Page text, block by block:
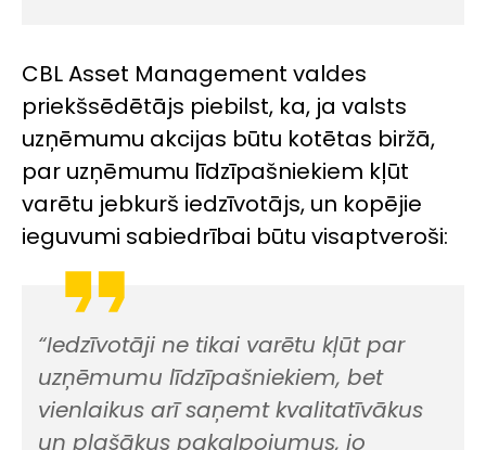
CBL Asset Management valdes
priekšsēdētājs piebilst, ka, ja valsts
uzņēmumu akcijas būtu kotētas biržā,
par uzņēmumu līdzīpašniekiem kļūt
varētu jebkurš iedzīvotājs, un kopējie
ieguvumi sabiedrībai būtu visaptveroši:
“Iedzīvotāji ne tikai varētu kļūt par
uzņēmumu līdzīpašniekiem, bet
vienlaikus arī saņemt kvalitatīvākus
un plašākus pakalpojumus, jo